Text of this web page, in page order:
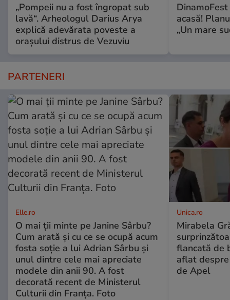
„Pompeii nu a fost îngropat sub
lavă“. Arheologul Darius Arya
explică adevărata poveste a
orașului distrus de Vezuviu
acasă!
„Un mare
PARTENERI
Elle.ro
O mai ții minte pe Janine Sârbu?
Cum arată și cu ce se ocupă acum
fosta soție a lui Adrian Sârbu și
unul dintre cele mai apreciate
modele din anii 90. A fost
decorată recent de Ministerul
Culturii din Franța. Foto
Unica.ro
Mirabela
flancată de
aflat
de Apel